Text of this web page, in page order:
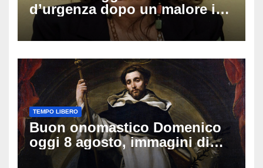
d’urgenza dopo un malore in
vacanza: come sta oggi l’ex
Lady Gucci
TEMPO LIBERO
Buon onomastico Domenico
oggi 8 agosto, immagini di
auguri da condividere